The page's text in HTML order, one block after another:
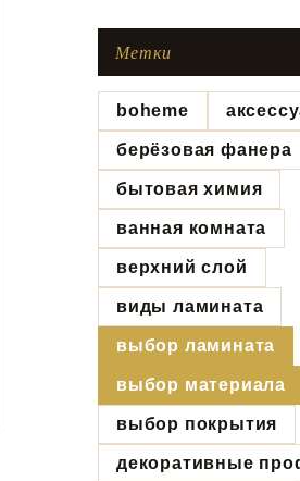
Метки
boheme
берёзовая фанера
бытовая химия
ванная комната
верхний слой
виды ламината
выбор ламината
выбор материала
выбор покрытия
декоративные